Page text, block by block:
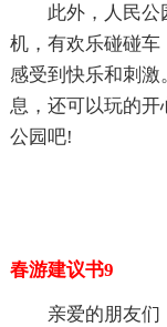
此外，人民
机，有欢乐碰碰
感受到快乐和刺
息，还可以玩的
公园吧!
春游建议书9
亲爱的朋友们